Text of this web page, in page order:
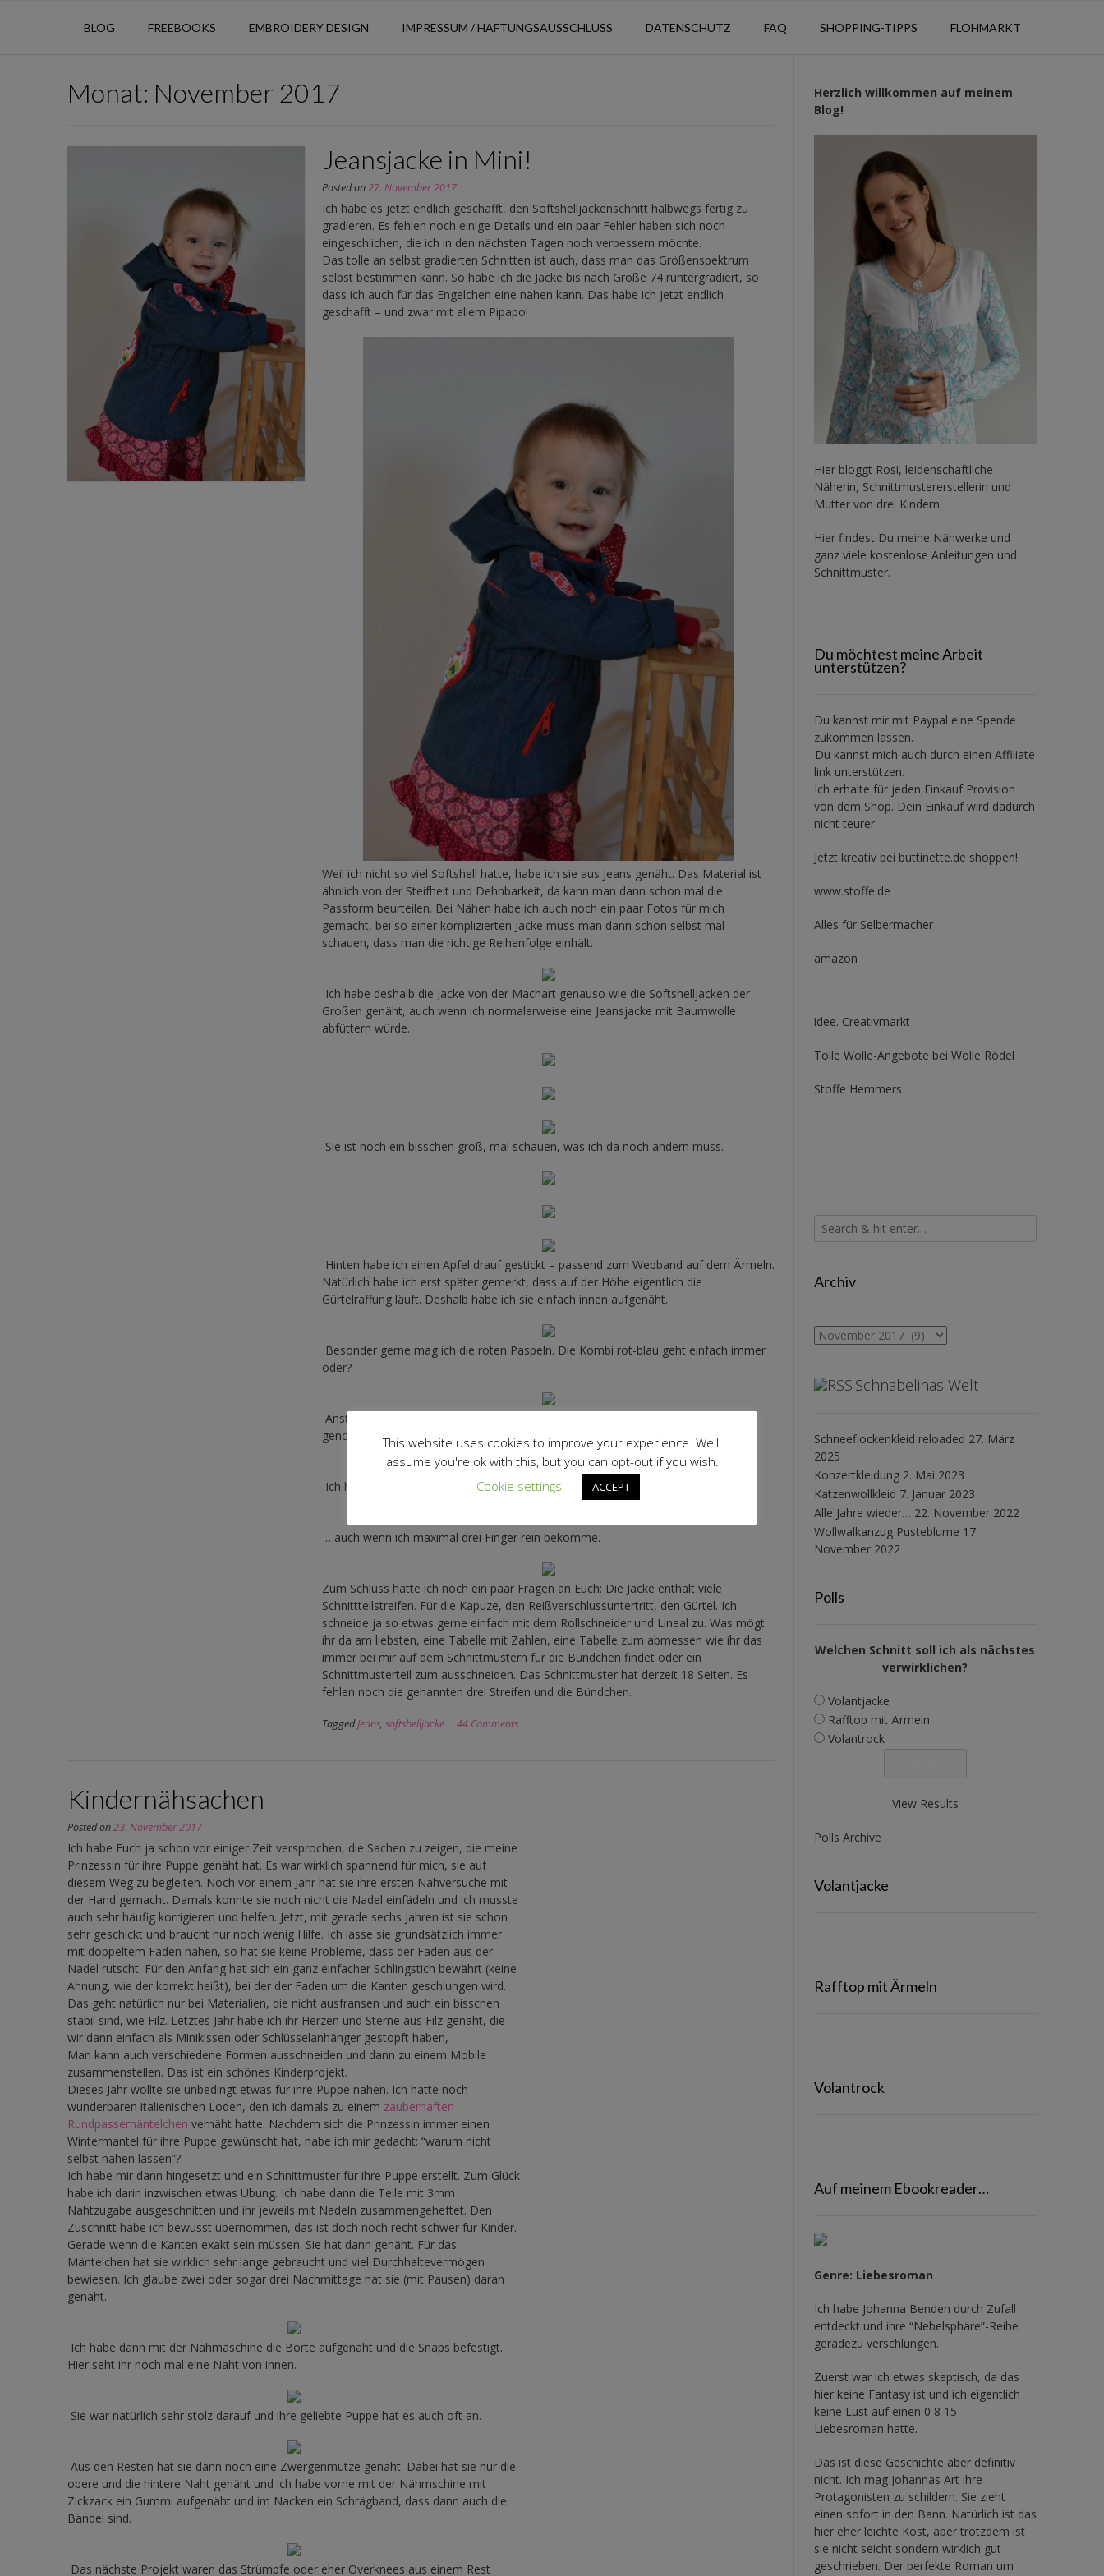
BLOG FREEBOOKS EMBROIDERY DESIGN IMPRESSUM / HAFTUNGSAUSSCHLUSS DATENSCHUTZ FAQ SHOPPING-TIPPS FLOHMARKT
Monat: November 2017
Jeansjacke in Mini!
Posted on27. November 2017
Ich habe es jetzt endlich geschafft, den Softshelljackenschnitt halbwegs fertig zu
gradieren. Es fehlen noch einige Details und ein paar Fehler haben sich noch
eingeschlichen, die ich in den nächsten Tagen noch verbessern möchte.
Das tolle an selbst gradierten Schnitten ist auch, dass man das Größenspektrum
selbst bestimmen kann. So habe ich die Jacke bis nach Größe 74 runtergradiert, so
dass ich auch für das Engelchen eine nähen kann. Das habe ich jetzt endlich
geschafft – und zwar mit allem Pipapo!
Weil ich nicht so viel Softshell hatte, habe ich sie aus Jeans genäht. Das Material ist
ähnlich von der Steifheit und Dehnbarkeit, da kann man dann schon mal die
Passform beurteilen. Bei Nähen habe ich auch noch ein paar Fotos für mich
gemacht, bei so einer komplizierten Jacke muss man dann schon selbst mal
schauen, dass man die richtige Reihenfolge einhält.
Ich habe deshalb die Jacke von der Machart genauso wie die Softshelljacken der
Großen genäht, auch wenn ich normalerweise eine Jeansjacke mit Baumwolle
abfüttern würde.
Sie ist noch ein bisschen groß, mal schauen, was ich da noch ändern muss.
Hinten habe ich einen Apfel drauf gestickt – passend zum Webband auf dem Ärmeln.
Natürlich habe ich erst später gemerkt, dass auf der Höhe eigentlich die
Gürtelraffung läuft. Deshalb habe ich sie einfach innen aufgenäht.
Besonder gerne mag ich die roten Paspeln. Die Kombi rot-blau geht einfach immer
oder?
Anstatt dem elastischen Schrägband habe ich normales Baumwollwebband
genommen. So sieht auch diese Jacke innen ganz sauber genäht aus.
Ich habe sogar meine Taschen eingenäht, die auch innen schön aussehen…
…auch wenn ich maximal drei Finger rein bekomme.
Zum Schluss hätte ich noch ein paar Fragen an Euch: Die Jacke enthält viele
Schnittteilstreifen. Für die Kapuze, den Reißverschlussuntertritt, den Gürtel. Ich
schneide ja so etwas gerne einfach mit dem Rollschneider und Lineal zu. Was mögt
ihr da am liebsten, eine Tabelle mit Zahlen, eine Tabelle zum abmessen wie ihr das
immer bei mir auf dem Schnittmustern für die Bündchen findet oder ein
Schnittmusterteil zum ausschneiden. Das Schnittmuster hat derzeit 18 Seiten. Es
fehlen noch die genannten drei Streifen und die Bündchen.
TaggedJeans,softshelljacke 44 Comments
Kindernähsachen
Posted on23. November 2017
Ich habe Euch ja schon vor einiger Zeit versprochen, die Sachen zu zeigen, die meine
Prinzessin für ihre Puppe genäht hat. Es war wirklich spannend für mich, sie auf
diesem Weg zu begleiten. Noch vor einem Jahr hat sie ihre ersten Nähversuche mit
der Hand gemacht. Damals konnte sie noch nicht die Nadel einfädeln und ich musste
auch sehr häufig korrigieren und helfen. Jetzt, mit gerade sechs Jahren ist sie schon
sehr geschickt und braucht nur noch wenig Hilfe. Ich lasse sie grundsätzlich immer
mit doppeltem Faden nähen, so hat sie keine Probleme, dass der Faden aus der
Nadel rutscht. Für den Anfang hat sich ein ganz einfacher Schlingstich bewährt (keine
Ahnung, wie der korrekt heißt), bei der der Faden um die Kanten geschlungen wird.
Das geht natürlich nur bei Materialien, die nicht ausfransen und auch ein bisschen
stabil sind, wie Filz. Letztes Jahr habe ich ihr Herzen und Sterne aus Filz genäht, die
wir dann einfach als Minikissen oder Schlüsselanhänger gestopft haben,
Man kann auch verschiedene Formen ausschneiden und dann zu einem Mobile
zusammenstellen. Das ist ein schönes Kinderprojekt.
Dieses Jahr wollte sie unbedingt etwas für ihre Puppe nähen. Ich hatte noch
wunderbaren italienischen Loden, den ich damals zu einem zauberhaften
Rundpassemäntelchen vernäht hatte. Nachdem sich die Prinzessin immer einen
Wintermantel für ihre Puppe gewünscht hat, habe ich mir gedacht: “warum nicht
selbst nähen lassen”?
Ich habe mir dann hingesetzt und ein Schnittmuster für ihre Puppe erstellt. Zum Glück
habe ich darin inzwischen etwas Übung. Ich habe dann die Teile mit 3mm
Nahtzugabe ausgeschnitten und ihr jeweils mit Nadeln zusammengeheftet. Den
Zuschnitt habe ich bewusst übernommen, das ist doch noch recht schwer für Kinder.
Gerade wenn die Kanten exakt sein müssen. Sie hat dann genäht. Für das
Mäntelchen hat sie wirklich sehr lange gebraucht und viel Durchhaltevermögen
bewiesen. Ich glaube zwei oder sogar drei Nachmittage hat sie (mit Pausen) daran
genäht.
Ich habe dann mit der Nähmaschine die Borte aufgenäht und die Snaps befestigt.
Hier seht ihr noch mal eine Naht von innen.
Sie war natürlich sehr stolz darauf und ihre geliebte Puppe hat es auch oft an.
Aus den Resten hat sie dann noch eine Zwergenmütze genäht. Dabei hat sie nur die
obere und die hintere Naht genäht und ich habe vorne mit der Nähmschine mit
Zickzack ein Gummi aufgenäht und im Nacken ein Schrägband, dass dann auch die
Bändel sind.
Das nächste Projekt waren das Strümpfe oder eher Overknees aus einem Rest
Herzlich willkommen auf meinem
Blog!
Hier bloggt Rosi, leidenschaftliche
Näherin, Schnittmustererstellerin und
Mutter von drei Kindern.
Hier findest Du meine Nähwerke und
ganz viele kostenlose Anleitungen und
Schnittmuster.
Du möchtest meine Arbeit
unterstützen?
Du kannst mir mit Paypal eine Spende
zukommen lassen.
Du kannst mich auch durch einen Affiliate
link unterstützen.
Ich erhalte für jeden Einkauf Provision
von dem Shop. Dein Einkauf wird dadurch
nicht teurer.
Jetzt kreativ bei buttinette.de shoppen!
www.stoffe.de
Alles für Selbermacher
amazon
idee. Creativmarkt
Tolle Wolle-Angebote bei Wolle Rödel
Stoffe Hemmers
Archiv
Archiv
Schnabelinas Welt
Schneeflockenkleid reloaded 27. März
2025
Konzertkleidung 2. Mai 2023
Katzenwollkleid 7. Januar 2023
Alle Jahre wieder… 22. November 2022
Wollwalkanzug Pusteblume 17.
November 2022
Polls
Welchen Schnitt soll ich als nächstes
verwirklichen?
Volantjacke
Rafftop mit Ärmeln
Volantrock
View Results
Polls Archive
Volantjacke
Rafftop mit Ärmeln
Volantrock
Auf meinem Ebookreader…
Genre: Liebesroman
Ich habe Johanna Benden durch Zufall
entdeckt und ihre “Nebelsphäre”-Reihe
geradezu verschlungen.
Zuerst war ich etwas skeptisch, da das
hier keine Fantasy ist und ich eigentlich
keine Lust auf einen 0 8 15 –
Liebesroman hatte.
Das ist diese Geschichte aber definitiv
nicht. Ich mag Johannas Art ihre
Protagonisten zu schildern. Sie zieht
einen sofort in den Bann. Natürlich ist das
hier eher leichte Kost, aber trotzdem ist
sie nicht seicht sondern wirklich gut
geschrieben. Der perfekte Roman um
This website uses cookies to improve your experience. We'll
assume you're ok with this, but you can opt-out if you wish.
Cookie settings
ACCEPT